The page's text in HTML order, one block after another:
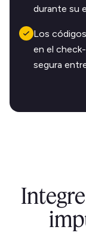
durante su
Los
en el
segura